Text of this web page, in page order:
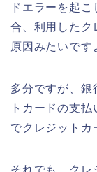
ドエラーを起
合、利用したク
原因みたいです
多分ですが、銀
トカードの支
でクレジットカ
それでも、クレ